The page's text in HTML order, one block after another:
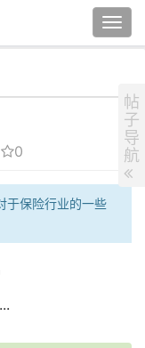
0
于保险行业的一些
帖
子
导
航